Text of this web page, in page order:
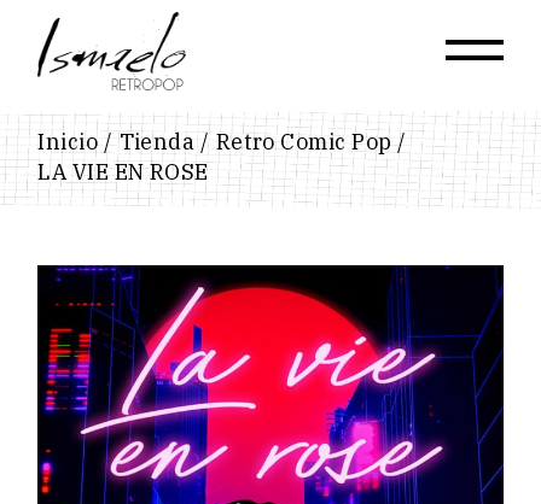
content
Inicio Tienda
Retro Comic Pop
LA VIE EN ROSE